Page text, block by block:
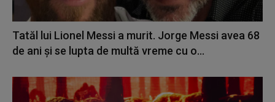
Tatăl lui Lionel Messi a murit. Jorge Messi avea 68
de ani și se lupta de multă vreme cu o...